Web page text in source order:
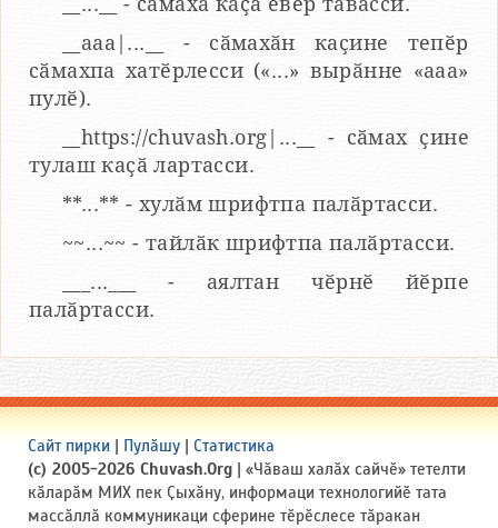
__aaa|...__ - сӑмахӑн каҫине тепӗр
сӑмахпа хатӗрлесси («...» вырӑнне «ааа»
пулӗ).
__https://chuvash.org|...__ - сӑмах ҫине
тулаш каҫӑ лартасси.
**...** - хулӑм шрифтпа палӑртасси.
~~...~~ - тайлӑк шрифтпа палӑртасси.
___...___ - аялтан чӗрнӗ йӗрпе
палӑртасси.
Сайт пирки | Пулӑшу | Статистика
(c) 2005-2026 Chuvash.Org | «Чӑваш халӑх сайчӗ» тетелти
кӑларӑм МИХ пек Ҫыхӑну, информаци технологийӗ тата
массӑллӑ коммуникаци сферине тӗрӗслесе тӑракан